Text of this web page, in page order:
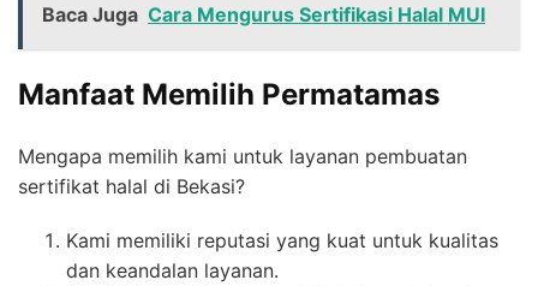
Baca Juga Cara Mengurus Sertifikasi Halal MUI
Manfaat Memilih Permatamas
Mengapa memilih kami untuk layanan pembuatan
sertifikat halal di Bekasi?
Kami memiliki reputasi yang kuat untuk kualitas
dan keandalan layanan.